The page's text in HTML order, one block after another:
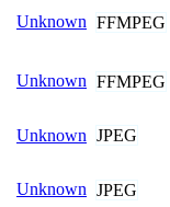
Unknown FFMPEG
Unknown FFMPEG
Unknown JPEG
Unknown JPEG